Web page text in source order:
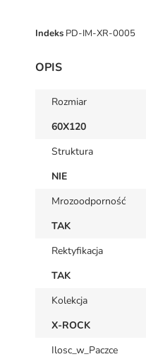
Indeks PD-IM-XR-0005
OPIS
Rozmiar
60X120
Struktura
NIE
Mrozoodporność
TAK
Rektyfikacja
TAK
Kolekcja
X-ROCK
Ilosc_w_Paczce